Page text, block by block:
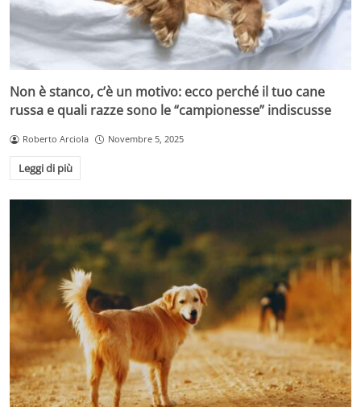
Non è stanco, c’è un motivo: ecco perché il tuo cane
russa e quali razze sono le “campionesse” indiscusse
Roberto Arciola Novembre 5, 2025
Leggi di più